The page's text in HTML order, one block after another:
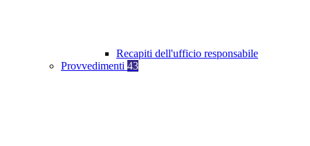
Recapiti dell'ufficio responsabile
Provvedimenti 43